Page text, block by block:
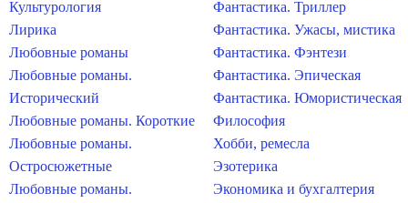
Культурология
Лирика
Любовные романы
Любовные романы.
Исторический
Любовные романы. Короткие
Любовные романы.
Остросюжетные
Любовные романы.
Фантастика. Триллер
Фантастика. Ужасы, мистика
Фантастика. Фэнтези
Фантастика. Эпическая
Фантастика. Юмористическая
Философия
Хобби, ремесла
Эзотерика
Экономика и бухгалтерия